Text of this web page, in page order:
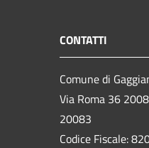
CONTATTI
Comune di
Via Roma 36
20083
Codice Fiscale: